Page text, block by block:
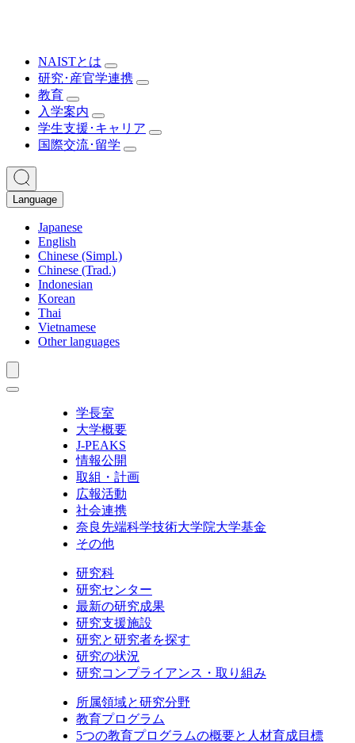
NAISTとは
研究･産官学連携
教育
入学案内
学生支援･キャリア
国際交流･留学
Language
Japanese
English
Chinese (Simpl.)
Chinese (Trad.)
Indonesian
Korean
Thai
Vietnamese
Other languages
学長室
大学概要
J-PEAKS
情報公開
取組・計画
広報活動
社会連携
奈良先端科学技術大学院大学基金
その他
研究科
研究センター
最新の研究成果
研究支援施設
研究と研究者を探す
研究の状況
研究コンプライアンス・取り組み
所属領域と研究分野
教育プログラム
5つの教育プログラムの概要と人材育成目標